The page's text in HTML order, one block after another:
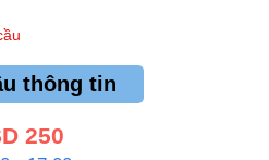
thông tin
250